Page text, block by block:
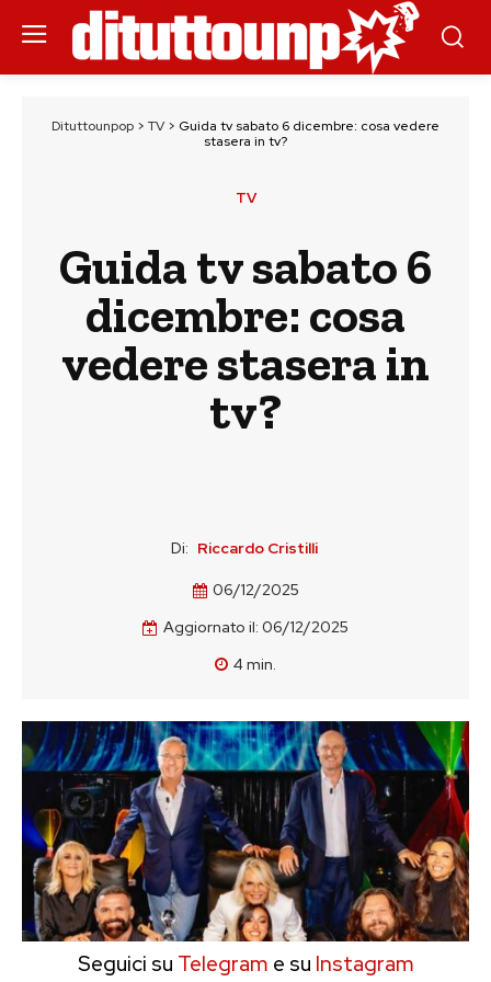
Dituttounpop > TV > Guida tv sabato 6 dicembre: cosa vedere
stasera in tv?
TV
Guida tv sabato 6
dicembre: cosa
vedere stasera in
tv?
Di: Riccardo Cristilli
06/12/2025
Aggiornato il: 06/12/2025
4min.
Seguici su Telegram e su Instagram